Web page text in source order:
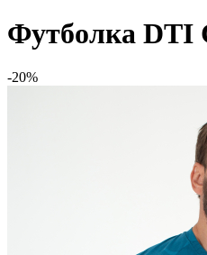
Футболка DTI
-20%